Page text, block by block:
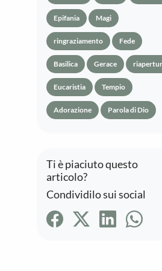
Ti è piaciuto questo
articolo?
Condividilo sui social
Epifania Magi
ringraziamento Fede
Basilica Gerace
Eucaristia Tempio
Adorazione Parola di Dio